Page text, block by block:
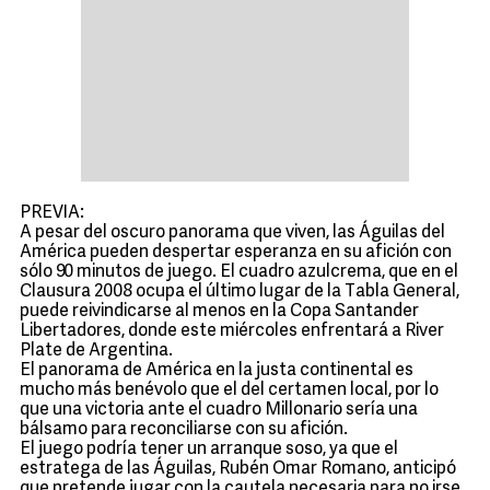
PREVIA:
A pesar del oscuro panorama que viven, las Águilas del
América pueden despertar esperanza en su afición con
sólo 90 minutos de juego. El cuadro azulcrema, que en el
Clausura 2008 ocupa el último lugar de la Tabla General,
puede reivindicarse al menos en la Copa Santander
Libertadores, donde este miércoles enfrentará a River
Plate de Argentina.
El panorama de América en la justa continental es
mucho más benévolo que el del certamen local, por lo
que una victoria ante el cuadro Millonario sería una
bálsamo para reconciliarse con su afición.
El juego podría tener un arranque soso, ya que el
estratega de las Águilas, Rubén Omar Romano, anticipó